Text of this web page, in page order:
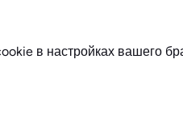
в настройках вашего